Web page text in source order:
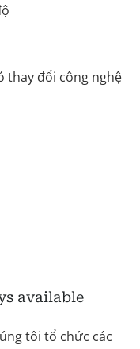
thay đổi công nghệ
available
tôi tổ chức các